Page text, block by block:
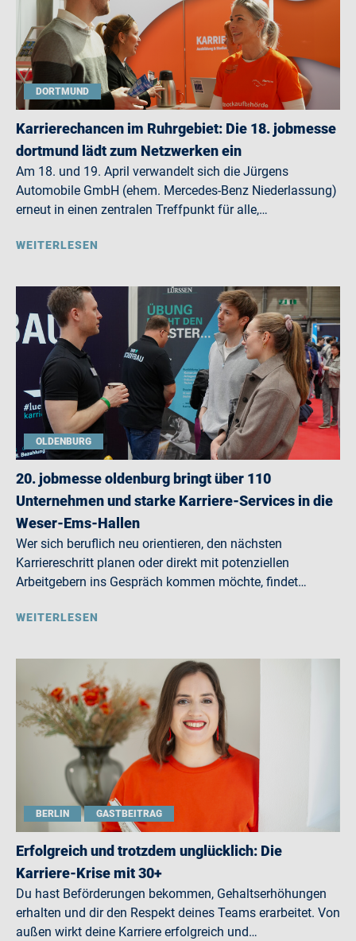
DORTMUND
Karrierechancen im Ruhrgebiet: Die 18. jobmesse
dortmund lädt zum Netzwerken ein
Am 18. und 19. April verwandelt sich die Jürgens
Automobile GmbH (ehem. Mercedes-Benz Niederlassung)
erneut in einen zentralen Treffpunkt für alle,…
WEITERLESEN
OLDENBURG
20. jobmesse oldenburg bringt über 110
Unternehmen und starke Karriere-Services in die
Weser-Ems-Hallen
Wer sich beruflich neu orientieren, den nächsten
Karriereschritt planen oder direkt mit potenziellen
Arbeitgebern ins Gespräch kommen möchte, findet…
WEITERLESEN
BERLIN GASTBEITRAG
Erfolgreich und trotzdem unglücklich: Die
Karriere-Krise mit 30+
Du hast Beförderungen bekommen, Gehaltserhöhungen
erhalten und dir den Respekt deines Teams erarbeitet. Von
außen wirkt deine Karriere erfolgreich und…